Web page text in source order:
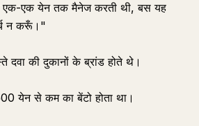
एक-एक येन तक मैनेज करती थी, बस यह
न करूँ।"
दवा की दुकानों के ब्रांड होते थे।
येन से कम का बेंटो होता था।